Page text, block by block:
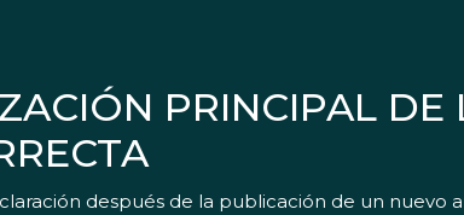
PRINCIPAL DE
después de la publicación de un nuevo